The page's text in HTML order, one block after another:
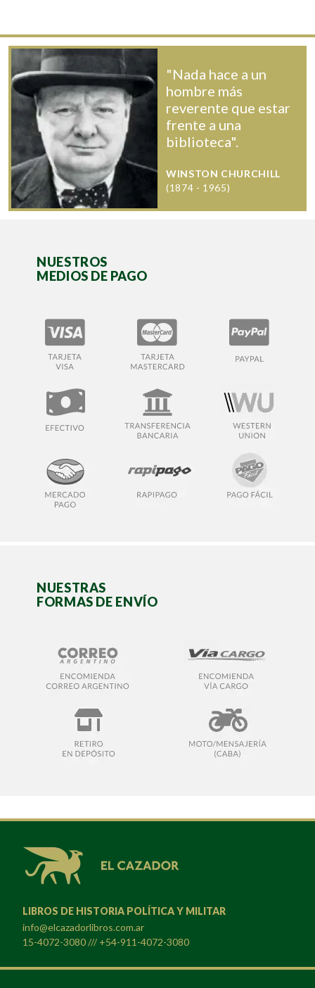
"Nada hace a un
hombre más
reverente que estar
frente a una
biblioteca".
WINSTON CHURCHILL
(1874 - 1965)
NUESTROS
MEDIOS DE PAGO
NUESTRAS
FORMAS DE ENVÍO
LIBROS DE HISTORIA POLÍTICA Y MILITAR
info@elcazadorlibros.com.ar
15-4072-3080 /// +54-911-4072-3080